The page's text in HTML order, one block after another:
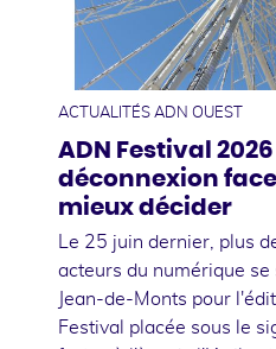
ACTUALITÉS ADN OUEST
ADN Festival
déconnexion
mieux décider
Le 25 juin dernier, plus
acteurs du numérique
Jean-de-Monts pour
Festival placée sous le